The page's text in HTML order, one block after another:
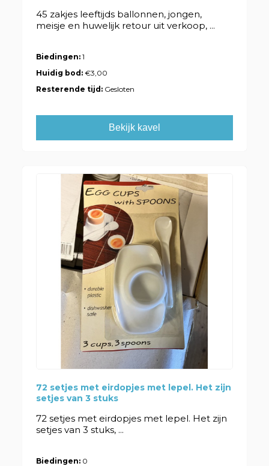
45 zakjes leeftijds ballonnen, jongen,
meisje en huwelijk retour uit verkoop, ...
Biedingen: 1
Huidig bod:€3,00
Resterende tijd: Gesloten
Bekijk kavel
72 setjes met eirdopjes met lepel. Het zijn
setjes van 3 stuks
72 setjes met eirdopjes met lepel. Het zijn
setjes van 3 stuks, ...
Biedingen: 0